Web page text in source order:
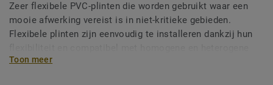
Zeer flexibele PVC-plinten die worden gebruikt waar een
mooie afwerking vereist is in niet-kritieke gebieden.
Flexibele plinten zijn eenvoudig te installeren dankzij hun
vinylrollen.
Toon meer